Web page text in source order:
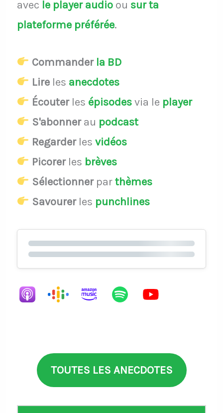
avec le player audio ou sur ta
plateforme préférée.
Commander la BD
Lireles anecdotes
Écouterles épisodesvia le player
S'abonnerau podcast
Regarderles vidéos
Picorerles brèves
Sélectionnerparthèmes
Savourerles punchlines
TOUTES LES ANECDOTES